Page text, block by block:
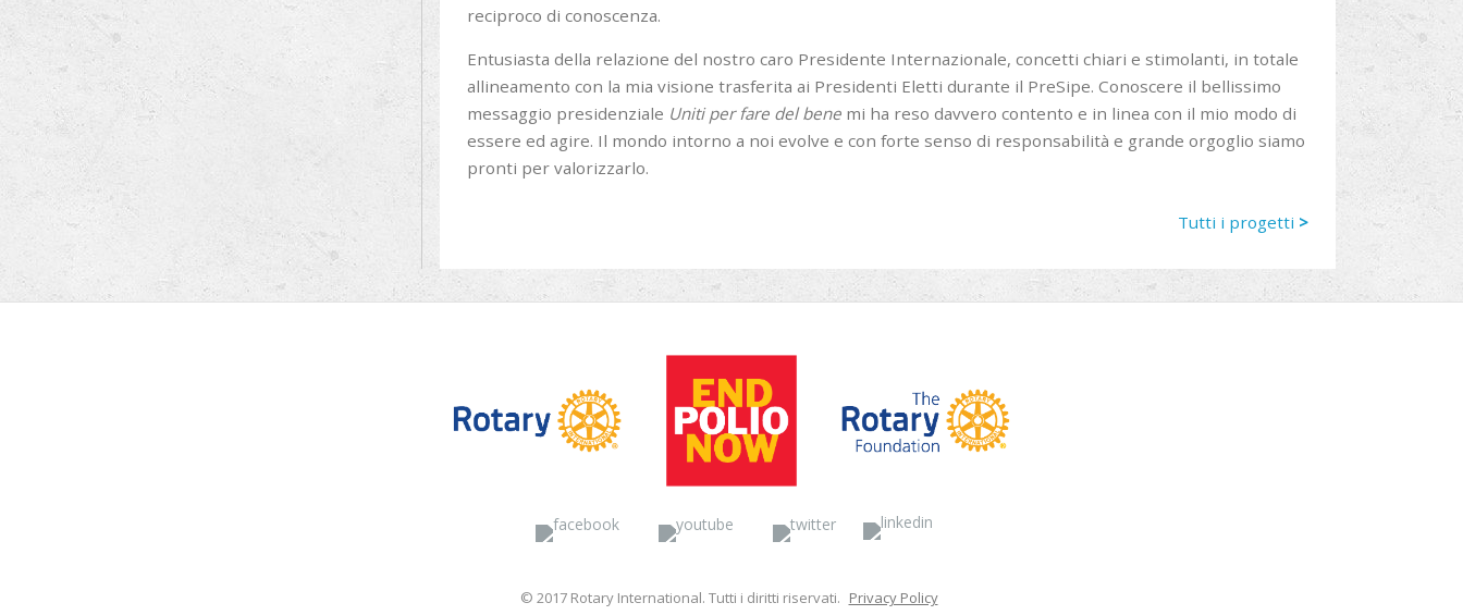
reciproco di conoscenza.
Entusiasta della relazione del nostro caro Presidente Internazionale, concetti chiari e stimolanti, in totale
allineamento con la mia visione trasferita ai Presidenti Eletti durante il PreSipe. Conoscere il bellissimo
messaggio presidenziale Uniti per fare del benemi ha reso davvero contento e in linea con il mio modo di
essere ed agire. Il mondo intorno a noi evolve e con forte senso di responsabilità e grande orgoglio siamo
pronti per valorizzarlo.
Tutti i progetti >
Facebook YouTube Twitter
© 2017 Rotary International. Tutti i diritti riservati. Privacy Policy